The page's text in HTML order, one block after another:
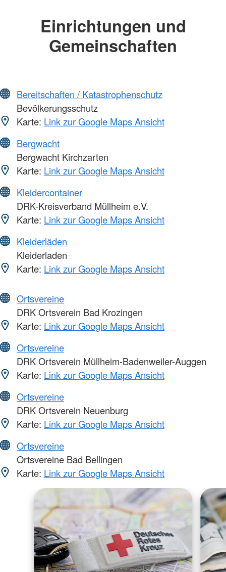
Einrichtungen und
Gemeinschaften
Bereitschaften / Katastrophenschutz
Bevölkerungsschutz
Karte: Link zur Google Maps Ansicht
Bergwacht
Bergwacht Kirchzarten
Karte: Link zur Google Maps Ansicht
Kleidercontainer
DRK-Kreisverband Müllheim e.V.
Karte: Link zur Google Maps Ansicht
Kleiderläden
Kleiderladen
Karte: Link zur Google Maps Ansicht
Ortsvereine
DRK Ortsverein Bad Krozingen
Karte: Link zur Google Maps Ansicht
Ortsvereine
DRK Ortsverein Müllheim-Badenweiler-Auggen
Karte: Link zur Google Maps Ansicht
Ortsvereine
DRK Ortsverein Neuenburg
Karte: Link zur Google Maps Ansicht
Ortsvereine
Ortsvereine Bad Bellingen
Karte: Link zur Google Maps Ansicht